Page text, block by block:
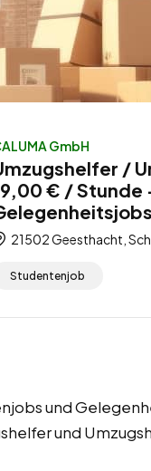
GmbH
/
€ / Stunde
21502 Geesthacht,
Studentenjob
und
und